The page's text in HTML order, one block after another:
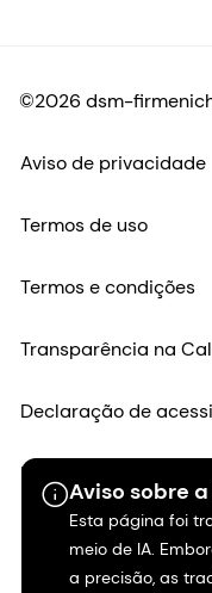
Aviso sobre
Esta página foi
meio de IA.
a precisão, as
©2026 dsm-
Aviso de privacidade
Termos de uso
Termos e condições
Transparência na
Declaração de
Informações legais
Mapa do site